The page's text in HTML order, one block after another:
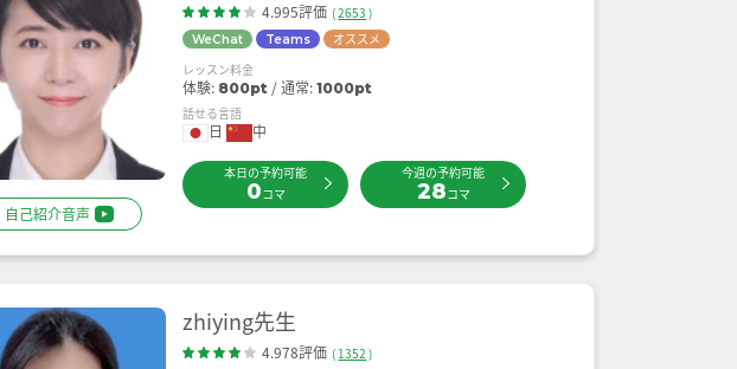
自己紹介音声
4.995評価 (2653 )
WeChat Teams
オススメ
レッスン料金
体験: 800pt 通常:1000pt
話せる言語
日 中
本日の予約可能
0コマ
今週の予約可能
28コマ
zhiying先生
4.978評価 ( 1352 )